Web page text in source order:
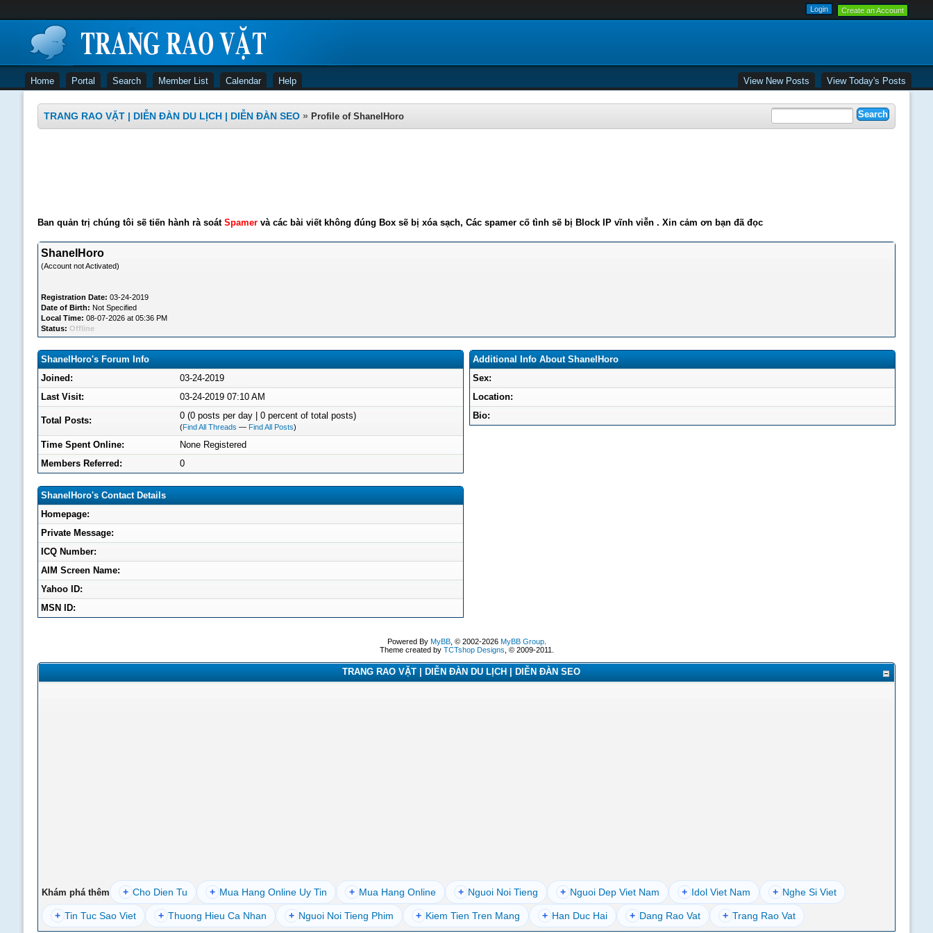
Create an Account
Home Portal Search Member List Calendar Help View New Posts View Today's Posts
TRANG RAO VẶT | DIỄN ĐÀN DU LỊCH | DIỄN ĐÀN SEO » Profile of ShanelHoro
Ban quản trị chúng tôi sẽ tiến hành rà soát Spamervà các bài viết không đúng Box sẽ bị xóa sạch, Các spamer cố tình sẽ bị Block IP vĩnh viễn . Xin cảm ơn bạn đã đọc
ShanelHoro
(Account not Activated)
Registration Date: 03-24-2019
Date of Birth: Not Specified
Local Time: 08-07-2026 at 05:36 PM
Status: Offline
ShanelHoro's Forum Info
Joined:
03-24-2019
Last Visit:
03-24-2019 07:10 AM
Total Posts: 0 (0 posts per day | 0 percent of total posts)
(Find All Threads — Find All Posts)
Time Spent Online:
None Registered
Members Referred:
0
ShanelHoro's Contact Details
Homepage:
Private Message:
ICQ Number:
AIM Screen Name:
Yahoo ID:
MSN ID:
Additional Info About ShanelHoro
Sex:
Location:
Bio:
Powered By MyBB, © 2002-2026 MyBB Group.
Theme created by TCTshop Designs , © 2009-2011.
TRANG RAO VẶT | DIỄN ĐÀN DU LỊCH | DIỄN ĐÀN SEO
Khám phá thêm + Cho Dien Tu + Mua Hang Online Uy Tin + Mua Hang Online + Nguoi Noi Tieng + Nguoi Dep Viet Nam + Idol Viet Nam + Nghe Si Viet
+ Tin Tuc Sao Viet + Thuong Hieu Ca Nhan + Nguoi Noi Tieng Phim + Kiem Tien Tren Mang + Han Duc Hai + Dang Rao Vat + Trang Rao Vat